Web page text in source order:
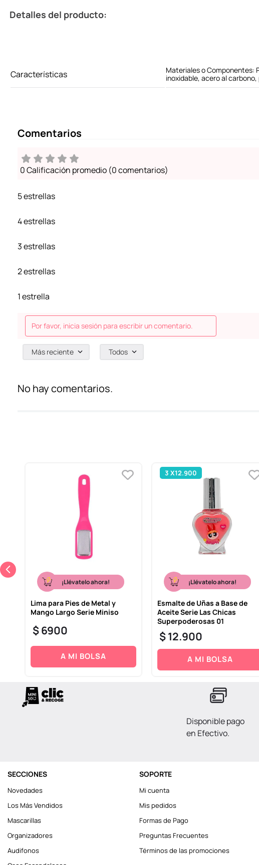
Detalles del producto:
Características
Materiales o Componentes:
inoxidable, acero al
Comentarios
0 Calificación promedio (0 comentarios)
5 estrellas
4 estrellas
3 estrellas
2 estrellas
1 estrella
Por favor, inicia sesión para escribir un comentario.
Más reciente Todos
No hay comentarios.
¡Llévatelo ahora!
Lima para Pies de Metal y
Mango Largo Serie Miniso
$6900
A MI BOLSA
3 X12.900
¡Llévatelo ahora!
Esmalte de Uñas a Base de
Aceite Serie Las Chicas
Superpoderosas 01
$12.900
A MI BOLSA
Disponible pago
en Efectivo.
SECCIONES
Novedades
Los Más Vendidos
Mascarillas
Organizadores
Audifonos
SOPORTE
Mi cuenta
Mis pedidos
Formas de Pago
Preguntas Frecuentes
Términos de las promociones